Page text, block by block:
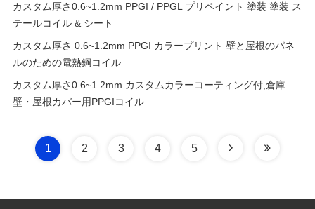
カスタム厚さ0.6~1.2mm PPGI / PPGL プリペイント 塗装 塗装 ス
テールコイル & シート
カスタム厚さ 0.6~1.2mm PPGI カラープリント 壁と屋根のパネ
ルのための電熱鋼コイル
カスタム厚さ0.6~1.2mm カスタムカラーコーティング付,倉庫
壁・屋根カバー用PPGIコイル
1 2 3 4 5